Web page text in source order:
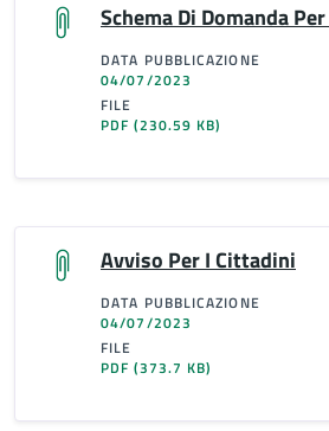
Schema Di Domanda
DATA PUBBLICAZIONE
04/07/2023
FILE
PDF(230.59 KB)
Avviso Per I Cittadini
DATA PUBBLICAZIONE
04/07/2023
FILE
PDF(373.7 KB)